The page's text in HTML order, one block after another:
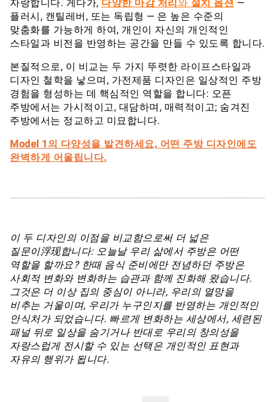
자랑합니다. 게다가, 다양한 마감 처리 와 설치 옵션 —
플러시, 캔틸레버, 또는 독립형 — 은 높은 수준의
맞춤화를 가능하게 하여, 개인이 자신의 개인적인
스타일과 비전을 반영하는 공간을 만들 수 있도록 합니다.
본질적으로, 이 비교는 두 가지 뚜렷한 라이프스타일과
디자인 철학을 낳으며, 가전제품 디자인은 일상적인 주방
경험을 형성하는 데 핵심적인 역할을 합니다: 오픈
주방에서는 가시적이고, 대담하며, 매력적이고; 숨겨진
주방에서는 정교하고 미묘합니다.
Model 1의 다양성을 발견하세요, 어떤 주방 디자인에도
완벽하게 어울립니다.
이 두 디자인의 이점을 비교함으로써 더 넓은
질문이浮现합니다: 오늘날 우리 삶에서 주방은 어떤
역할을 할까요? 한때 음식 준비에만 전념하던 주방은
사회적 변화와 변화하는 습관과 함께 진화해 왔습니다.
그것은 더 이상 집의 중심이 아니라, 우리의 열망을
비추는 거울이며, 우리가 누구인지를 반영하는 개인적인
안식처가 되었습니다. 빠르게 변화하는 세상에서, 세련된
패널 뒤로 일상을 숨기거나 반대로 우리의 창의성을
자랑스럽게 전시할 수 있는 선택은 개인적인 표현과
자유의 행위가 됩니다.